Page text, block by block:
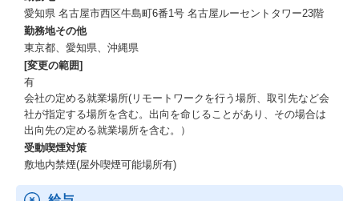
・ITサービス部：DX案件のWeb系システム【PL/TL】
・モビリティソリューション部：ESG/GX 顧客プロダクト開発
【PL/TL】
・リモートサービス部：新規システム開発または保守【PL/TL】
・エンタープライズソリューション本部直轄：社内監査PMO【P
L】
■プロジェクト事例
・電鉄向けチケット販売・予約システム
・健康管理スマホシステム
愛知県 名古屋市西区牛島町6番1号 名古屋ルーセントタワー23階
勤務地その他
東京都、愛知県、沖縄県
[変更の範囲]
有
会社の定める就業場所(リモートワークを行う場所、取引先など会
社が指定する場所を含む。出向を命じることがあり、その場合は
出向先の定める就業場所を含む。）
受動喫煙対策
敷地内禁煙(屋外喫煙可能場所有)